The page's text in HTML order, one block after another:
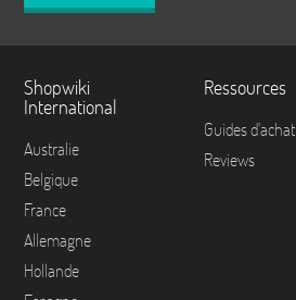
Shopwiki
International
Australie
Belgique
France
Allemagne
Hollande
Ressources
Guides d'achat
Reviews